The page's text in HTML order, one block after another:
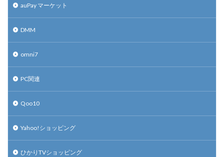
auPay マーケット
DMM
omni7
PC関連
Qoo10
Yahoo!ショッピング
ひかりTVショッピング